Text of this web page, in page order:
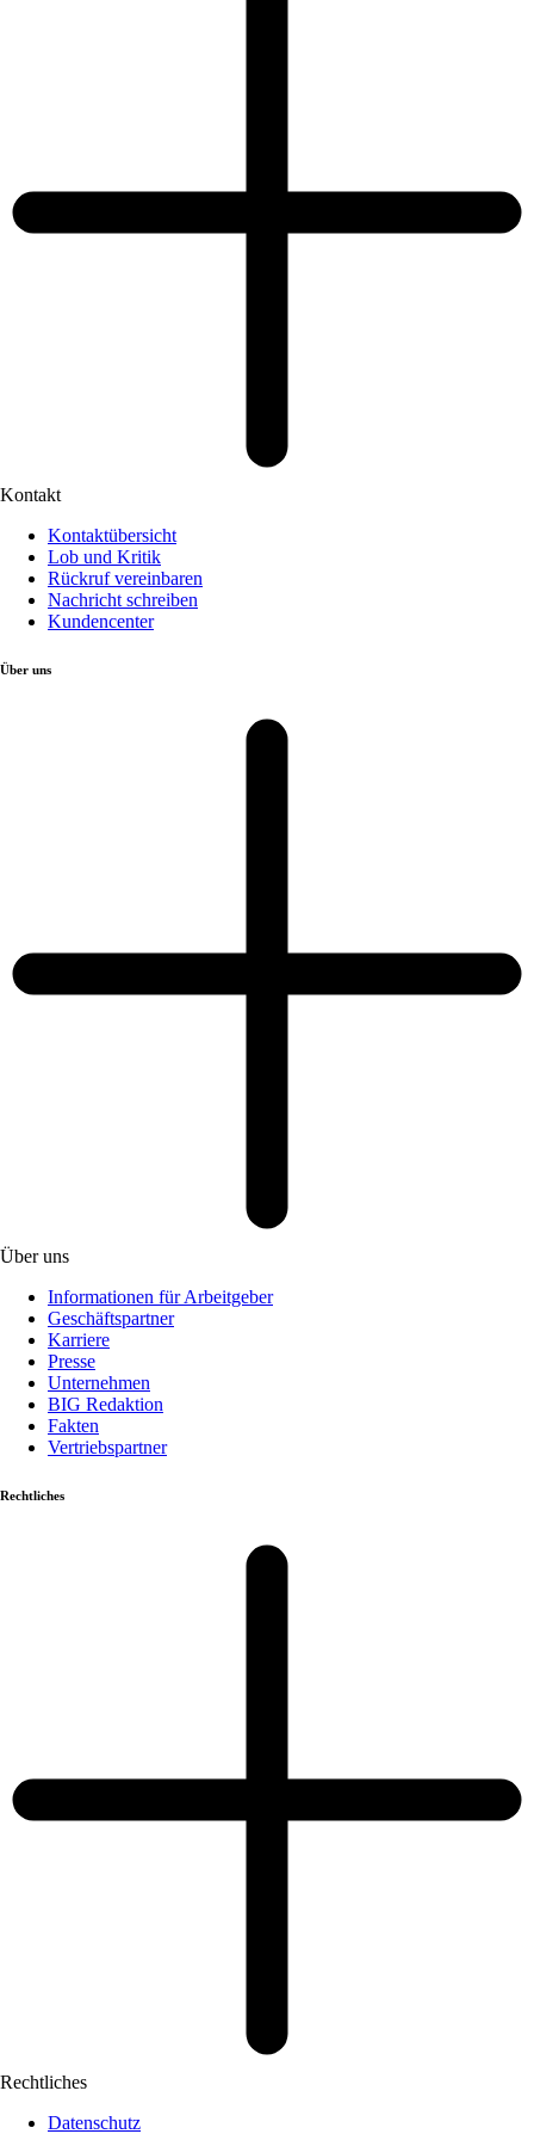
Kontakt
Kontaktübersicht
Lob und Kritik
Rückruf vereinbaren
Nachricht schreiben
Kundencenter
Über uns
Über uns
Informationen für Arbeitgeber
Geschäftspartner
Karriere
Presse
Unternehmen
BIG Redaktion
Fakten
Vertriebspartner
Rechtliches
Rechtliches
Datenschutz